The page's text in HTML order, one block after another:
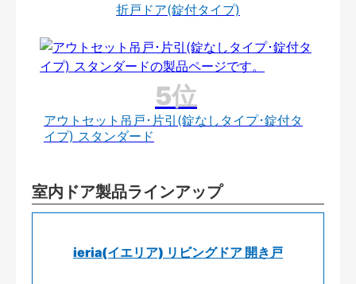
折戸ドア(錠付タイプ)
アウトセット吊戸･片引(錠なしタイプ･錠付タ
イプ) スタンダード
室内ドア製品ラインアップ
ieria(イエリア) リビングドア 開き戸